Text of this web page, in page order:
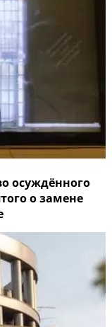
осуждённого
о замене